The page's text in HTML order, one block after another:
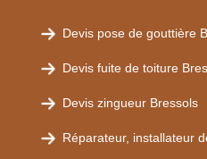
Devis pose de gouttière
Devis fuite de toiture
Devis zingueur Bressols
Réparateur, installateur